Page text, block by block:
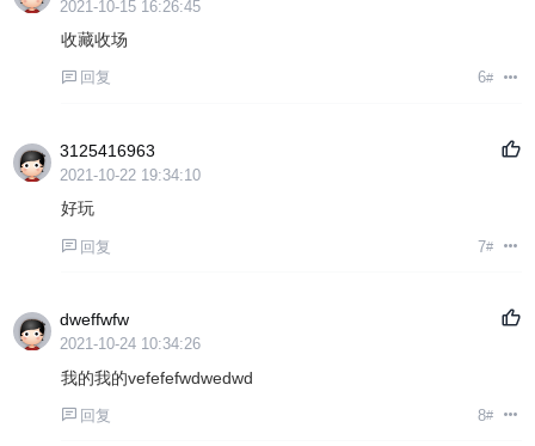
2021-10-15 16:26:45
收藏收场
回复 6#
3125416963
2021-10-22 19:34:10
好玩
回复 7#
dweffwfw
2021-10-24 10:34:26
我的我的vefefefwdwedwd
回复 8#